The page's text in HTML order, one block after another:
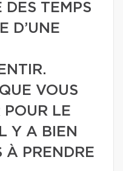
DES TEMPS
D’UNE
VOUS
POUR LE
Y A BIEN
À PRENDRE